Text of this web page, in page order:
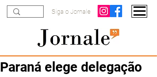
Siga o Jornale
Paraná elege delegação